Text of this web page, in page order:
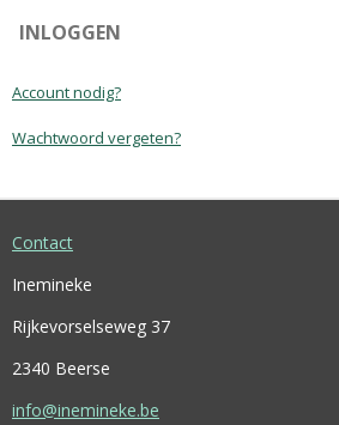
INLOGGEN
Account nodig?
Wachtwoord vergeten?
Contact
Inemineke
Rijkevorselseweg 37
2340 Beerse
info@inemineke.be